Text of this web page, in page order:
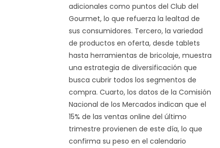
adicionales como puntos del Club del
Gourmet, lo que refuerza la lealtad de
sus consumidores. Tercero, la variedad
de productos en oferta, desde tablets
hasta herramientas de bricolaje, muestra
una estrategia de diversificación que
busca cubrir todos los segmentos de
compra. Cuarto, los datos de la Comisión
Nacional de los Mercados indican que el
15% de las ventas online del último
trimestre provienen de este día, lo que
confirma su peso en el calendario